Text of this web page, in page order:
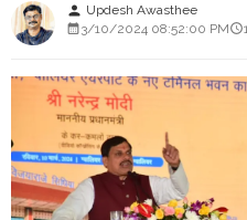
person Updesh Awasthee
3/10/2024 08:52:00 PM